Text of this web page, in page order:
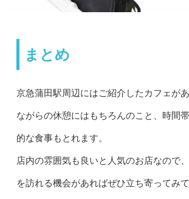
まとめ
京急蒲田駅周辺にはご紹介したカフェが
ながらの休憩にはもちろんのこと、時間
的な食事もとれます。
店内の雰囲気も良いと人気のお店なので
を訪れる機会があればぜひ立ち寄ってみて